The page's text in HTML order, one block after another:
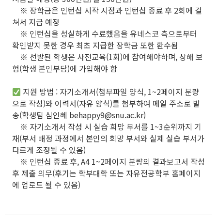
※ 장학금은 인턴십 시작 시점과 인턴십 종료 후 2회에 걸
쳐서 지급 예정
※ 인턴십을 성실하게 수료했음을 유네스코 측으로부터
확인받지 못한 경우 최초 지급한 장학금 또한 환수됨
※ 선발된 학생은 사전교육(1회)에 참여해야하며, 상해 보
험(학생 본인부담)에 가입해야 함
지원 방법 : 자기소개서(첨부파일 양식, 1~2페이지 분량
으로 작성)와 이력서(자유 양식)를 첨부하여 메일 주소로 발
송(학생팀 심인혜 behappy9@snu.ac.kr)
※ 자기소개서 작성 시 실습 희망 부서를 1~3순위까지 기
재(부서 배정 과정에서 본인의 희망 부서와 실제 실습 부서가
다르게 조정될 수 있음)
※ 인턴십 종료 후, A4 1~2페이지 분량의 결과보고서 작성
후 제출 의무(후기는 학부대학 또는 자유전공학부 홈페이지
에 업로드 될 수 있음)